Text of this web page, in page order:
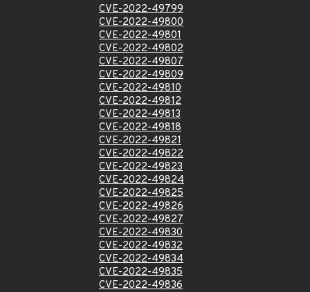
CVE-2022-49799
CVE-2022-49800
CVE-2022-49801
CVE-2022-49802
CVE-2022-49807
CVE-2022-49809
CVE-2022-49810
CVE-2022-49812
CVE-2022-49813
CVE-2022-49818
CVE-2022-49821
CVE-2022-49822
CVE-2022-49823
CVE-2022-49824
CVE-2022-49825
CVE-2022-49826
CVE-2022-49827
CVE-2022-49830
CVE-2022-49832
CVE-2022-49834
CVE-2022-49835
CVE-2022-49836